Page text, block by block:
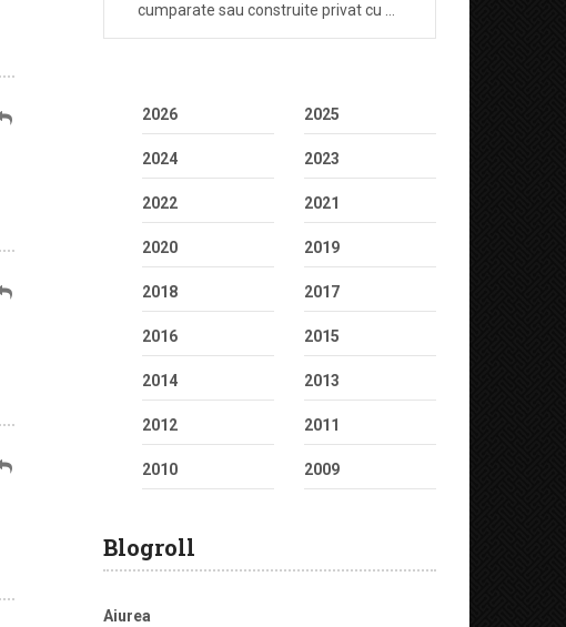
cumparate sau construite privat cu …
2026 2025
2024 2023
2022 2021
2020 2019
2018 2017
2016 2015
2014 2013
2012 2011
2010 2009
Blogroll
Aiurea